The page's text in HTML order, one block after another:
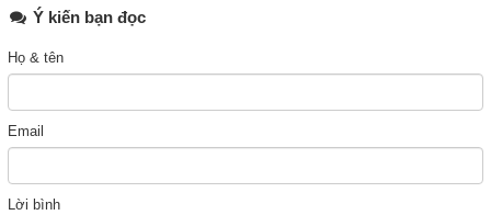
Ý kiến bạn đọc
Họ & tên
Email
Lời bình